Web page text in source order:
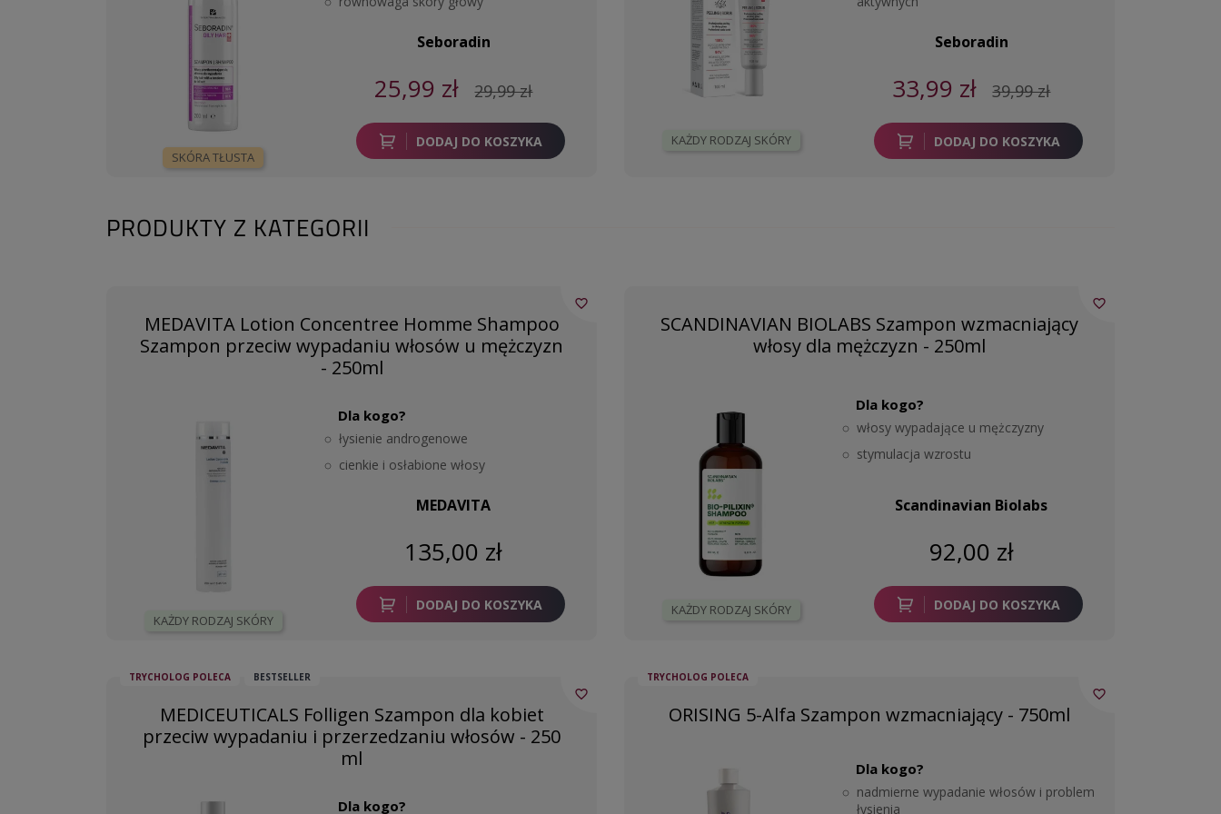
SKÓRA TŁUSTA
Seboradin
25,99 zł 29,99 zł
DODAJ DO KOSZYKA KAŻDY RODZAJ SKÓRY
Seboradin
33,99 zł 39,99 zł
DODAJ DO KOSZYKA
PRODUKTY Z KATEGORII
MEDAVITA Lotion Concentree Homme Shampoo
Szampon przeciw wypadaniu włosów u mężczyzn
- 250ml
KAŻDY RODZAJ SKÓRY
Dla kogo?
łysienie androgenowe
cienkie i osłabione włosy
MEDAVITA
135,00 zł
DODAJ DO KOSZYKA
favorite_border
SCANDINAVIAN BIOLABS Szampon wzmacniający
włosy dla mężczyzn - 250ml
KAŻDY RODZAJ SKÓRY
Dla kogo?
włosy wypadające u mężczyzny
stymulacja wzrostu
Scandinavian Biolabs
92,00 zł
DODAJ DO KOSZYKA
favorite_border
TRYCHOLOG POLECA BESTSELLER
MEDICEUTICALS Folligen Szampon dla kobiet
przeciw wypadaniu i przerzedzaniu włosów - 250
ml
Dla kogo?
favorite_border
TRYCHOLOG POLECA
ORISING 5-Alfa Szampon wzmacniający - 750ml
Dla kogo?
nadmierne wypadanie włosów i problem
łysienia
favorite_border